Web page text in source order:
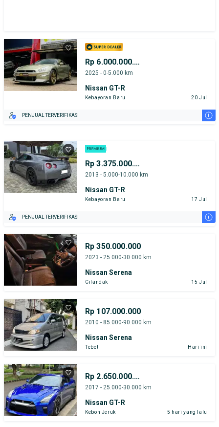
Rp 6.000.000.000
2025 - 0-5.000 km
Nissan GT-R
Kebayoran Baru 20 Jul
PENJUAL TERVERIFIKASI i
Rp 3.375.000.000
2013 - 5.000-10.000 km
Nissan GT-R
Kebayoran Baru 17 Jul
PENJUAL TERVERIFIKASI i
Rp 350.000.000
2023 - 25.000-30.000 km
Nissan Serena
Cilandak 15 Jul
Rp 107.000.000
2010 - 85.000-90.000 km
Nissan Serena
Tebet Hari ini
Rp 2.650.000.000
2017 - 25.000-30.000 km
Nissan GT-R
Kebon Jeruk 5 hari yang lalu